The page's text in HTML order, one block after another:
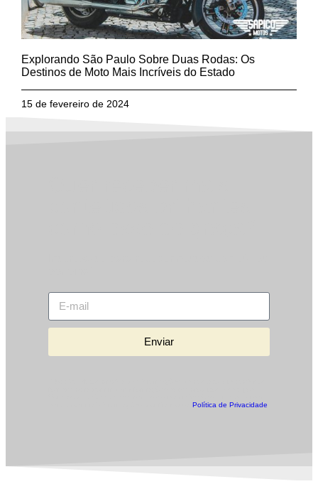
Explorando São Paulo Sobre Duas Rodas: Os
Destinos de Moto Mais Incríveis do Estado
15 de fevereiro de 2024
Enviar
Política de Privacidade